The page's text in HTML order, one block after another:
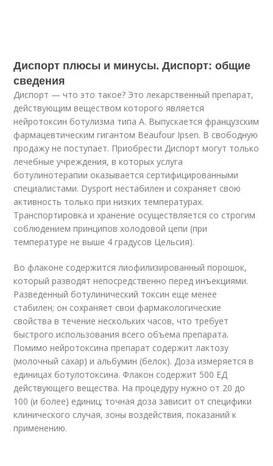
Диспорт плюсы и минусы. Диспорт: общие
сведения
Диспорт — что это такое? Это лекарственный препарат,
действующим веществом которого является
нейротоксин ботулизма типа А. Выпускается французским
фармацевтическим гигантом Beaufour Ipsen. В свободную
продажу не поступает. Приобрести Диспорт могут только
лечебные учреждения, в которых услуга
ботулинотерапии оказывается сертифицированными
специалистами. Dysport нестабилен и сохраняет свою
активность только при низких температурах.
Транспортировка и хранение осуществляется со строгим
соблюдением принципов холодовой цепи (при
температуре не выше 4 градусов Цельсия).
Во флаконе содержится лиофилизированный порошок,
который разводят непосредственно перед инъекциями.
Разведенный ботулинический токсин еще менее
стабилен; он сохраняет свои фармакологические
свойства в течение нескольких часов, что требует
быстрого использования всего объема препарата.
Помимо нейротоксина препарат содержит лактозу
(молочный сахар) и альбумин (белок). Доза измеряется в
единицах ботулотоксина. Флакон содержит 500 ЕД
действующего вещества. На процедуру нужно от 20 до
100 (и более) единиц; точная доза зависит от специфики
клинического случая, зоны воздействия, показаний к
применению.